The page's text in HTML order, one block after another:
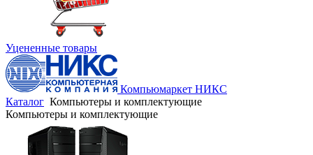
Уцененные товары
Компьюмаркет НИКС
Каталог Компьютеры и комплектующие
Компьютеры и комплектующие